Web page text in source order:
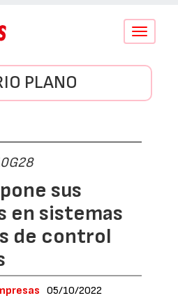
Conmutar
PLANO
sus
en sistemas
de control
05/10/2022